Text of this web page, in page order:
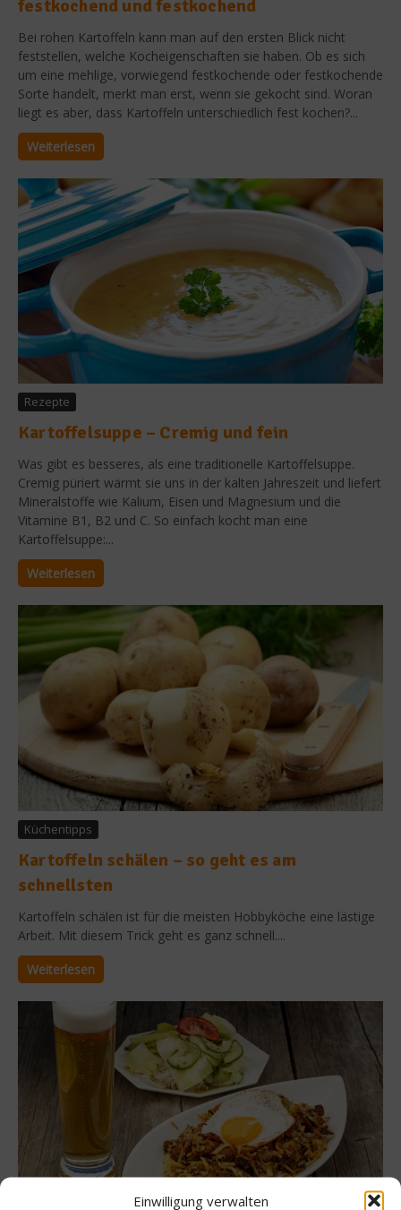
Einwilligung verwalten
festkochend und festkochend
Bei rohen Kartoffeln kann man auf den ersten Blick nicht
feststellen, welche Kocheigenschaften sie haben. Ob es sich
um eine mehlige, vorwiegend festkochende oder festkochende
Sorte handelt, merkt man erst, wenn sie gekocht sind. Woran
liegt es aber, dass Kartoffeln unterschiedlich fest kochen?...
Weiterlesen
Rezepte
Kartoffelsuppe – Cremig und fein
Was gibt es besseres, als eine traditionelle Kartoffelsuppe.
Cremig püriert wärmt sie uns in der kalten Jahreszeit und liefert
Mineralstoffe wie Kalium, Eisen und Magnesium und die
Vitamine B1, B2 und C. So einfach kocht man eine
Kartoffelsuppe:...
Weiterlesen
Küchentipps
Kartoffeln schälen – so geht es am
schnellsten
Kartoffeln schälen ist für die meisten Hobbyköche eine lästige
Arbeit. Mit diesem Trick geht es ganz schnell....
Weiterlesen